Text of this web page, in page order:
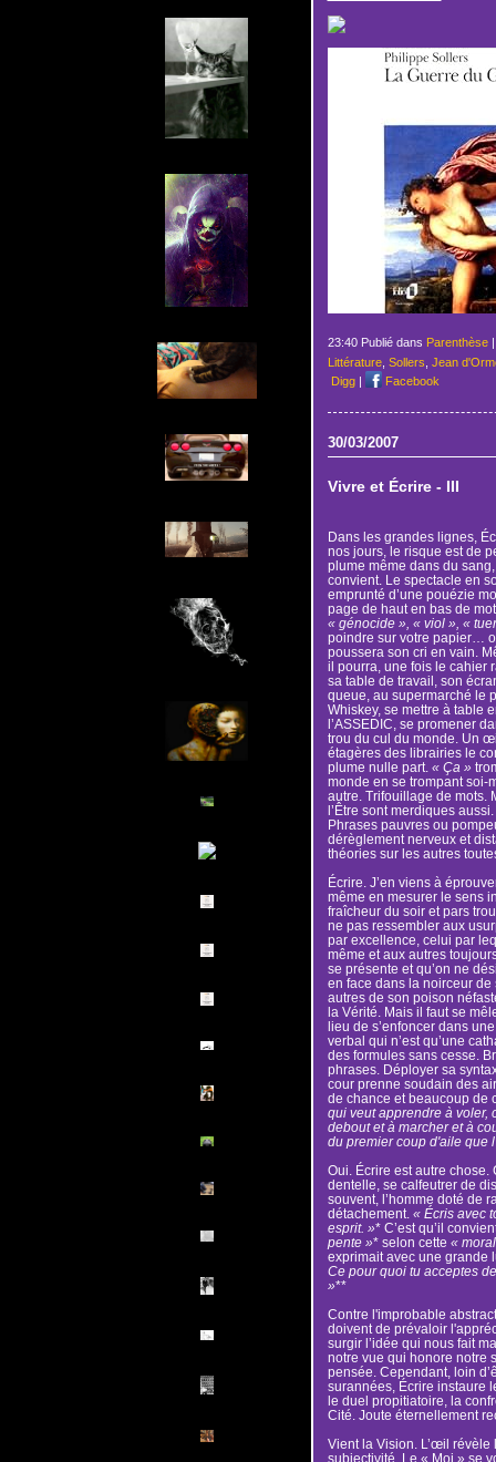
23:40 Publié dans Parenthèse
Littérature, Sollers Jean
Digg| Facebook
30/03/2007
Vivre et Écrire - III
Dans les grandes lignes,
nos jours, le risque est de
plume même dans du
convient. Le spectacle en
emprunté d’une pouézie
page de haut en bas de
« génocide », « viol », «
poindre sur votre papier…
poussera son cri en vain.
il pourra, une fois le cahier
sa table de travail, son
queue, au supermarché le
Whiskey, se mettre à table
l’ASSEDIC, se promener
trou du cul du monde. Un
étagères des librairies le
plume nulle part. « Ça »
monde en se trompant soi-
autre. Trifouillage de mots.
l’Être sont merdiques
Phrases pauvres ou
dérèglement nerveux et
théories sur les autres
Écrire. J’en viens à
même en mesurer le sens
fraîcheur du soir et pars
ne pas ressembler aux
par excellence, celui par
même et aux autres
se présente et qu’on ne
en face dans la noirceur
autres de son poison
la Vérité. Mais il faut se
lieu de s’enfoncer dans
verbal qui n’est qu’une
des formules sans cesse.
phrases. Déployer sa
cour prenne soudain des
de chance et beaucoup de
qui veut apprendre à voler,
debout et à marcher et à
du premier coup d'aile que
Oui. Écrire est autre chose.
dentelle, se calfeutrer de
souvent, l’homme doté de
détachement. « Écris avec
esprit. »* C’est qu’il
pente »* selon cette «
exprimait avec une grande
Ce pour quoi tu acceptes
»**
Contre l'improbable
doivent de prévaloir
surgir l’idée qui nous fait
notre vue qui honore notre
pensée. Cependant, loin
surannées, Écrire instaure
le duel propitiatoire, la
Cité. Joute éternellement
Vient la Vision. L’œil
subjectivité. Le « Moi » se